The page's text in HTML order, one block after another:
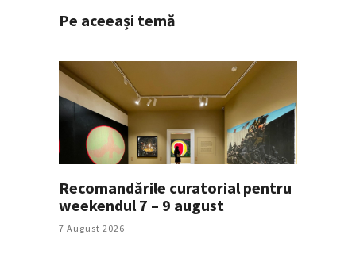
Pe aceeași temă
Recomandările curatorial pentru
weekendul 7 – 9 august
7 August 2026